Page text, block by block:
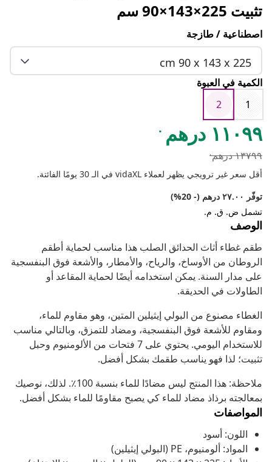
تثبيت 225×143×90 سم
اصطناعية / طازجة
cm 90 x 143 x 225
الكمية في العبوة
1
2
١١٠٩٩ درهم .
١٣٧٩٩ درهم .
أقل سعر غير ترويجي يظهر لعملاء vidaXL في الـ 30 يومًا الفائتة.
توفّر ٢٧.٠٠ درهم (- 20%)
تشمل ض. ق. م.
الوصف
طقم غطاء أثاث الحدائق الصلب هذا مناسب لحماية أطقم
الروطان من الأوساخ، والرياح، والأمطار، والأشعة فوق البنفسجية
على مدار السنة. يمكن استخدامه أيضًا لحماية المقاعد أو
الطاولات في الحديقة.
الغطاء مصنوع من البولي إيثيلين المتين، وهو مقاوم للماء،
ومقاوم للأشعة فوق البنفسجية، ومضاد للتمزق، وبالتالي مناسب
للاستخدام اليومي. يحتوي على 7 فتحات من الألومنيوم وحبل
تثبيت؛ لذا فهو يناسب طقمك بشكل أفضل.
ملاحظة: هذا المنتج ليس مضادًا للماء بنسبة 100٪. لذلك، نوصيك
بمعالجته برذاذ مضاد للماء كي يصبح مقاومًا للماء بشكل أفضل.
المواصفات
اللون: أسود
المواد: ألومنيوم، PE (البولي إيثيلين)